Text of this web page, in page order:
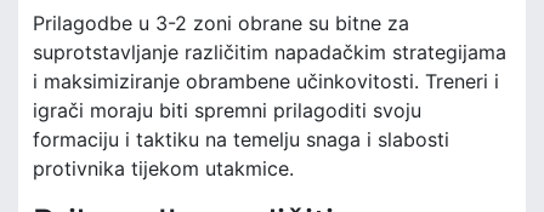
Prilagodbe u 3-2 zoni obrane su bitne za
suprotstavljanje različitim napadačkim strategijama
i maksimiziranje obrambene učinkovitosti. Treneri i
igrači moraju biti spremni prilagoditi svoju
formaciju i taktiku na temelju snaga i slabosti
protivnika tijekom utakmice.